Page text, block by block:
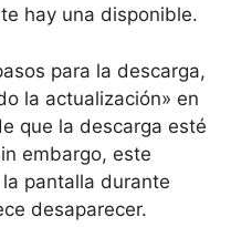
hay una disponible.
para la descarga,
la actualización» en
que la descarga esté
embargo, este
pantalla durante
desaparecer.